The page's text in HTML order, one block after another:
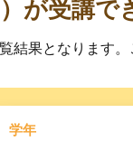
が受講で
果となります
学年